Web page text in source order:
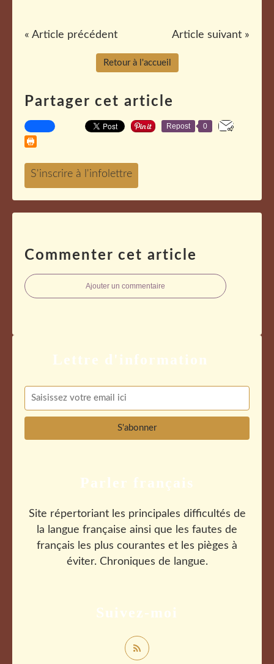
« Article précédent Article suivant »
Retour à l'accueil
Partager cet article
Repost 0
Commenter cet article
Ajouter un commentaire
Suivez-moi
Parler français
Site répertoriant les principales difficultés de
la langue française ainsi que les fautes de
français les plus courantes et les pièges à
éviter. Chroniques de langue.